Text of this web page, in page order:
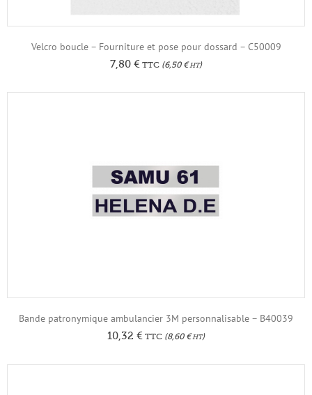
Velcro boucle – Fourniture et pose pour dossard – C50009
7,80 € TTC (6,50 €HT)
Bande patronymique ambulancier 3M personnalisable – B40039
10,32 € TTC (8,60 €HT)